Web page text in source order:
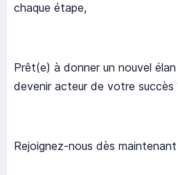
chaque étape,
Prêt(e) à donner un nouvel
devenir acteur de votre succès
Rejoignez-nous dès